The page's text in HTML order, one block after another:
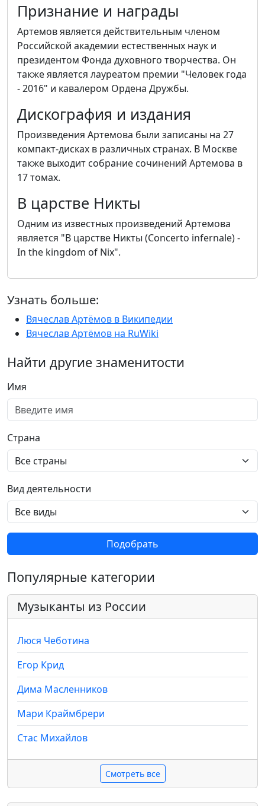
Признание и награды
Артемов является действительным членом
Российской академии естественных наук и
президентом Фонда духовного творчества. Он
также является лауреатом премии "Человек года
- 2016" и кавалером Ордена Дружбы.
Дискография и издания
Произведения Артемова были записаны на 27
компакт-дисках в различных странах. В Москве
также выходит собрание сочинений Артемова в
17 томах.
В царстве Никты
Одним из известных произведений Артемова
является "В царстве Никты (Concerto infernale) -
In the kingdom of Nix".
Узнать больше:
Вячеслав Артёмов в Википедии
Вячеслав Артёмов на RuWiki
Найти другие знаменитости
Имя
Страна
Вид деятельности
Подобрать
Популярные категории
Музыканты из России
Люся Чеботина
Егор Крид
Дима Масленников
Мари Краймбрери
Стас Михайлов
Смотреть все